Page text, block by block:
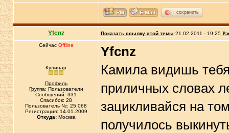
сохранить
Yfcnz Показать ссылку этой темы 21.02.2011 - 19:25
Сейчас Offline
Кулинар
Профиль
Группа: Пользователи
Сообщений: 331
Спасибок: 28
Пользователь №: 25 068
Регистрация: 14.01.2009
Откуда:Москва
Yfcnz
Камила видишь
приличных словах
зацикливайся на
получилось